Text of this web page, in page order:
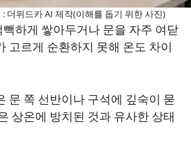
더위드카 AI 제작(이해를 돕기 위한 사진)
하게 쌓아두거나 문을 자주 여닫
고르게 순환하지 못해 온도 차이
문 쪽 선반이나 구석에 깊숙이 묻
상온에 방치된 것과 유사한 상태